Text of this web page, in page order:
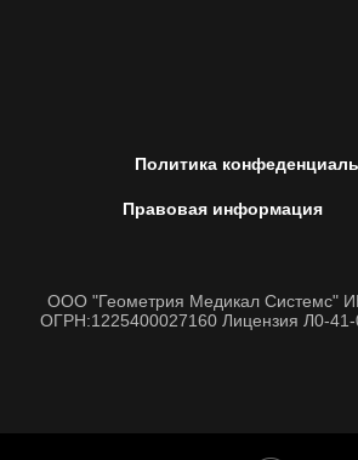
Политика
Правовая информация
ООО "Геометрия Медикал Системс"
ОГРН:1225400027160 Лицензия Л0-41-